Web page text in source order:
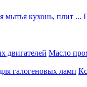
мытья кухонь, плит ...
двигателей Масло
галогеновых ламп